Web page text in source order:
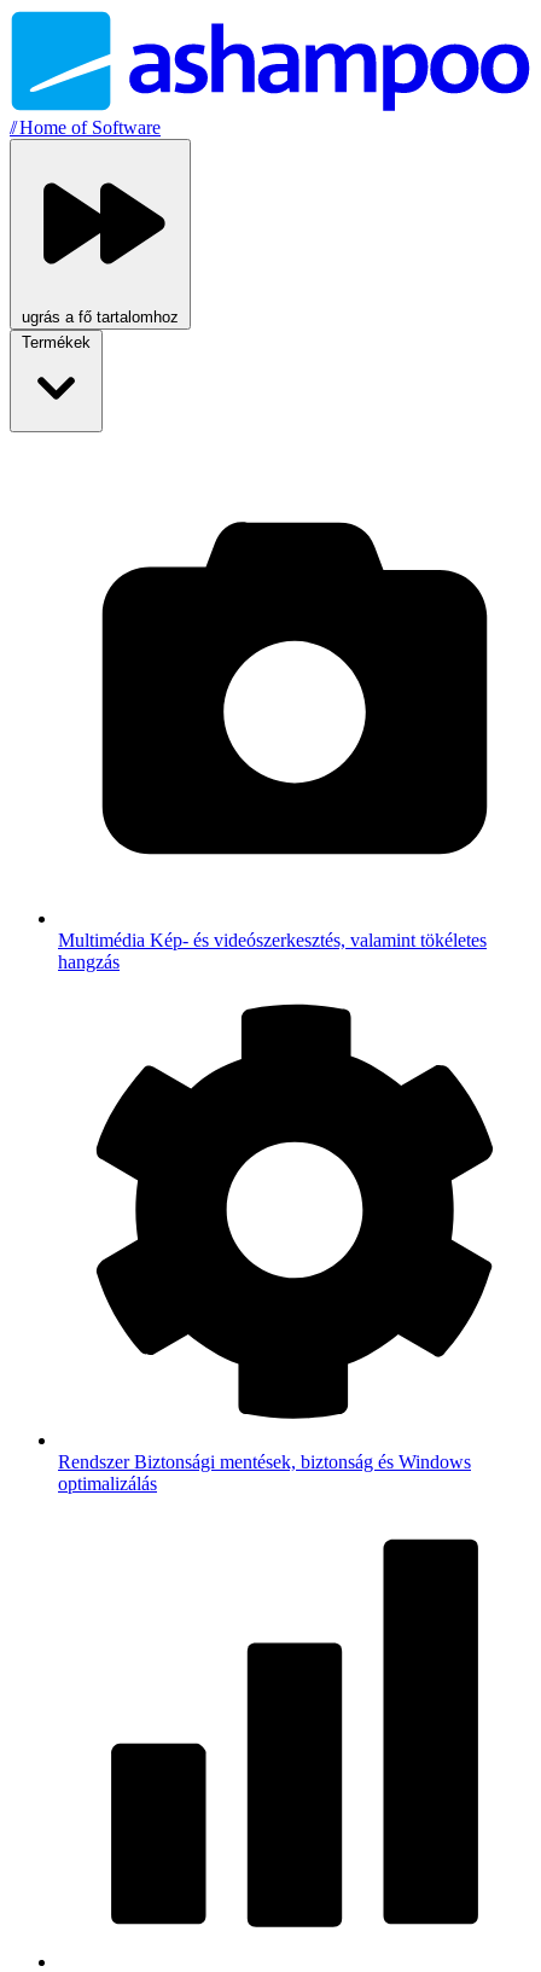
//Home of Software
ugrás a fő tartalomhoz
Termékek
Multimédia Kép- és videószerkesztés, valamint tökéletes
hangzás
RendszerBiztonsági mentések, biztonság és Windows
optimalizálás